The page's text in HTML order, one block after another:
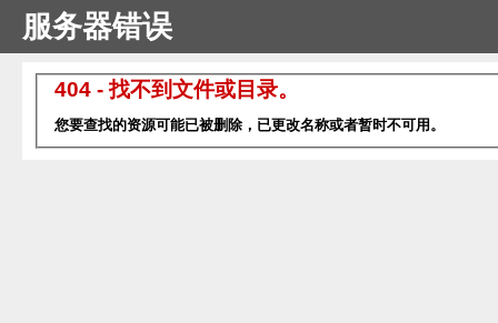
服务器错误
404 - 找不到文件或目录。
您要查找的资源可能已被删除，已更改名称或者暂时不可用。